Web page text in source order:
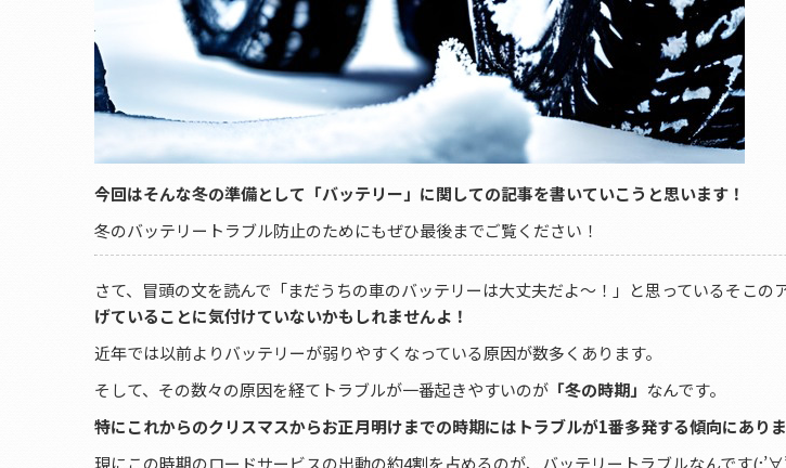
今回はそんな冬の準備として「バッテリー」に関しての記事を書いていこうと思います！
冬のバッテリートラブル防止のためにもぜひ最後までご覧ください！
さて、冒頭の文を読んで「まだうちの車のバッテリーは大丈夫だよ～！」と思っているそこの
げていることに気付けていないかもしれませんよ！
近年では以前よりバッテリーが弱りやすくなっている原因が数多くあります。
そして、その数々の原因を経てトラブルが一番起きやすいのが 「冬の時期」 なんです。
特にこれからのクリスマスからお正月明けまでの時期にはトラブルが1番多発する傾向にありま
現にこの時期のロードサービスの出動の約4割を占めるのが、バッテリートラブルなんです